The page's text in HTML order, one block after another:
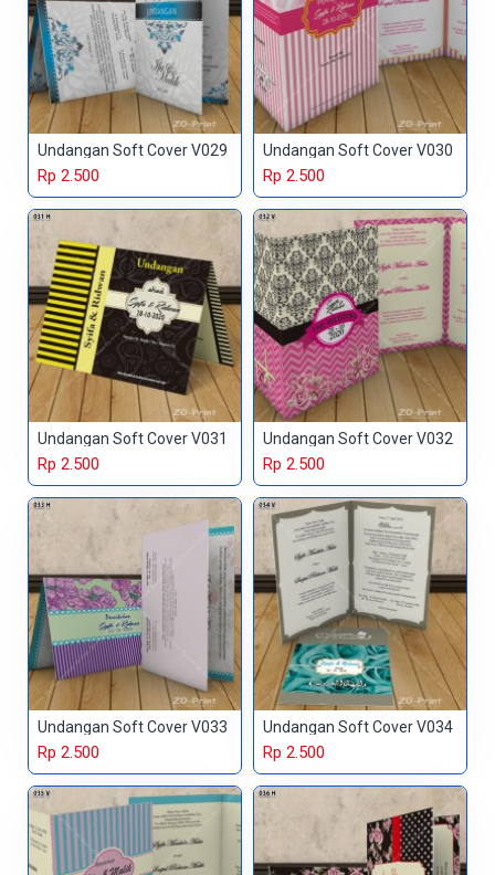
Undangan Soft Cover V029
Rp 2.500
Undangan Soft Cover V030
Rp 2.500
Undangan Soft Cover V031
Rp 2.500
Undangan Soft Cover V032
Rp 2.500
Undangan Soft Cover V033
Rp 2.500
Undangan Soft Cover V034
Rp 2.500